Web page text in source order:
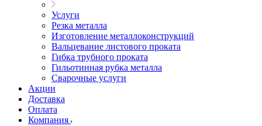
Услуги
Резка металла
Изготовление металлоконструкций
Вальцевание листового проката
Гибка трубного проката
Гильотинная рубка металла
Сварочные услуги
Акции
Доставка
Оплата
Компания